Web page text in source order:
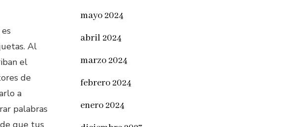
Al
el
de
a
palabras
que tus
mayo 2024
abril 2024
marzo 2024
febrero 2024
enero 2024